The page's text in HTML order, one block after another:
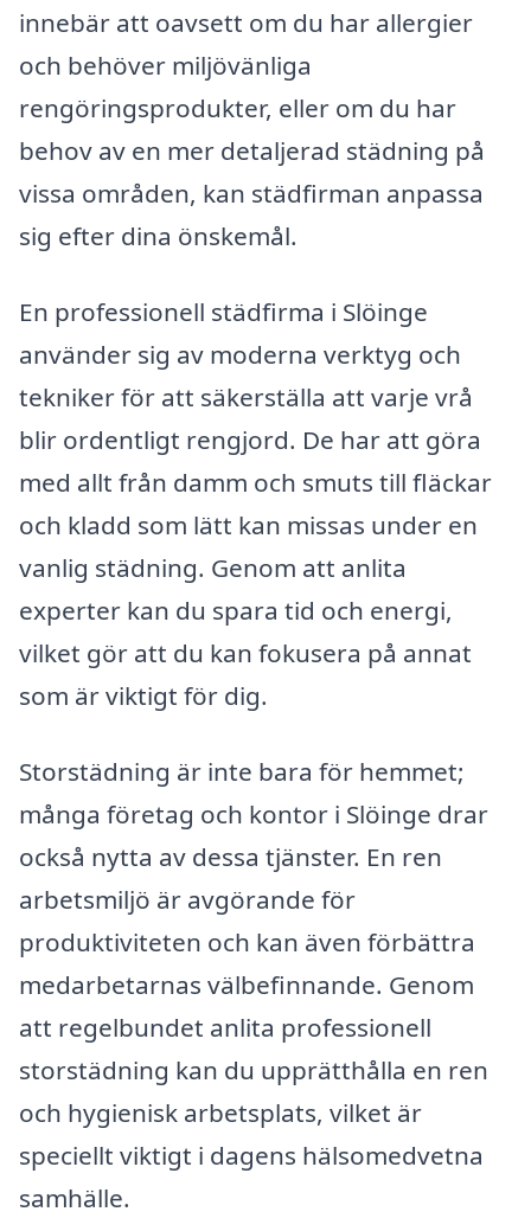
innebär att oavsett om du har allergier
och behöver miljövänliga
rengöringsprodukter, eller om du har
behov av en mer detaljerad städning på
vissa områden, kan städfirman anpassa
sig efter dina önskemål.
En professionell städfirma i Slöinge
använder sig av moderna verktyg och
tekniker för att säkerställa att varje vrå
blir ordentligt rengjord. De har att göra
med allt från damm och smuts till fläckar
och kladd som lätt kan missas under en
vanlig städning. Genom att anlita
experter kan du spara tid och energi,
vilket gör att du kan fokusera på annat
som är viktigt för dig.
Storstädning är inte bara för hemmet;
många företag och kontor i Slöinge drar
också nytta av dessa tjänster. En ren
arbetsmiljö är avgörande för
produktiviteten och kan även förbättra
medarbetarnas välbefinnande. Genom
att regelbundet anlita professionell
storstädning kan du upprätthålla en ren
och hygienisk arbetsplats, vilket är
speciellt viktigt i dagens hälsomedvetna
samhälle.